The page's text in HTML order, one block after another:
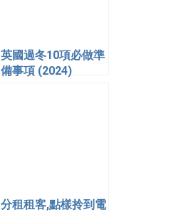
英國過冬10項必做準
備事項 (2024)
分租租客,點樣拎到電